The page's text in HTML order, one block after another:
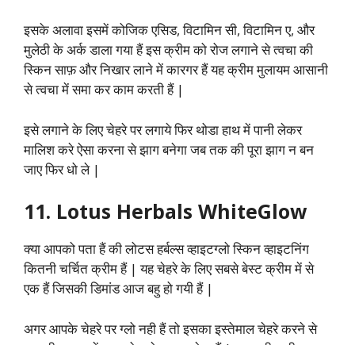
इसके अलावा इसमें कोजिक एसिड, विटामिन सी, विटामिन ए, और
मुलेठी के अर्क डाला गया हैं इस क्रीम को रोज लगाने से त्वचा की
स्किन साफ़ और निखार लाने में कारगर हैं यह क्रीम मुलायम आसानी
से त्वचा में समा कर काम करती हैं |
इसे लगाने के लिए चेहरे पर लगाये फिर थोडा हाथ में पानी लेकर
मालिश करे ऐसा करना से झाग बनेगा जब तक की पूरा झाग न बन
जाए फिर धो ले |
11. Lotus Herbals WhiteGlow
क्या आपको पता हैं की लोटस हर्बल्स व्हाइटग्लो स्किन व्हाइटनिंग
कितनी चर्चित क्रीम हैं | यह चेहरे के लिए सबसे बेस्ट क्रीम में से
एक हैं जिसकी डिमांड आज बहु हो गयी हैं |
अगर आपके चेहरे पर ग्लो नही हैं तो इसका इस्तेमाल चेहरे करने से